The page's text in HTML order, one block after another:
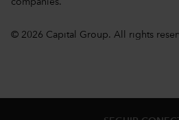
companies.
© 2026 Capital Group. All rights